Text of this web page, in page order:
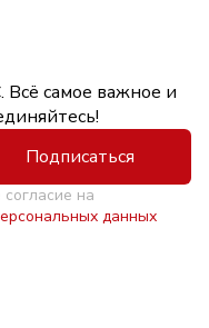
Всё самое важное и
Подписаться
на
данных